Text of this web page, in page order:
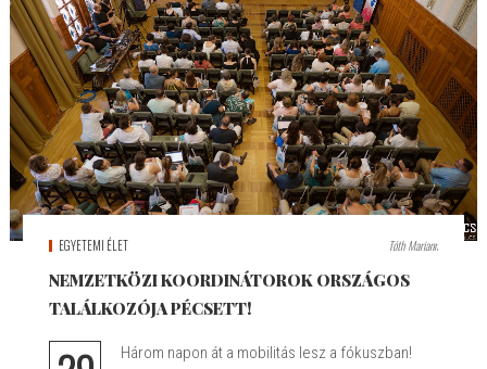
EGYETEMI ÉLET Tóth Mariann
NEMZETKÖZI KOORDINÁTOROK ORSZÁGOS
TALÁLKOZÓJA PÉCSETT!
Három napon át a mobilitás lesz a fókuszban!